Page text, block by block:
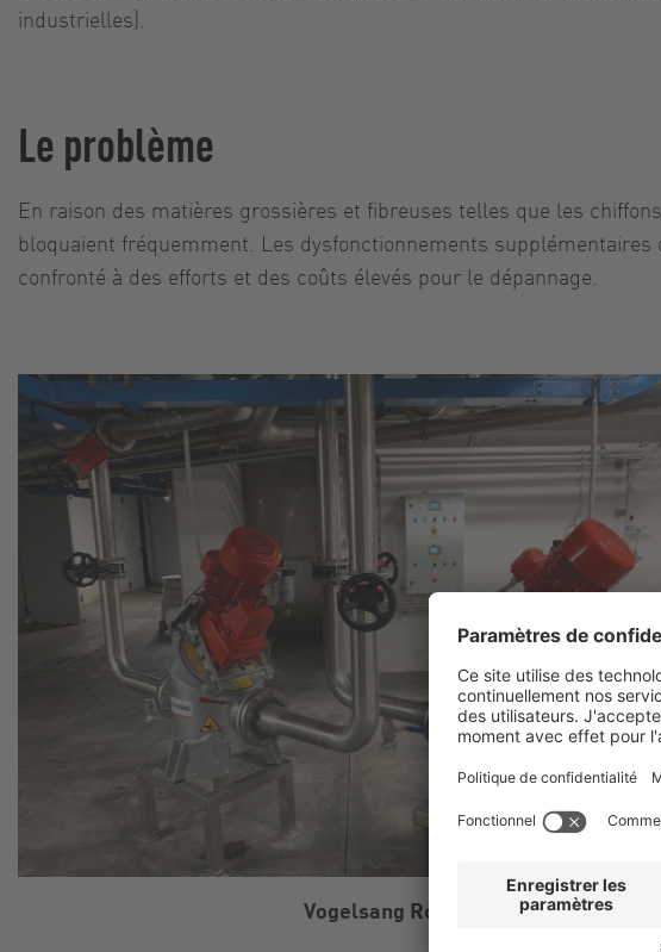
industrielles).
Le problème
En raison des matières grossières et fibreuses telles que les
bloquaient fréquemment. Les dysfonctionnements
confronté à des efforts et des coûts élevés pour le dépannage.
Vogelsang RotaCut